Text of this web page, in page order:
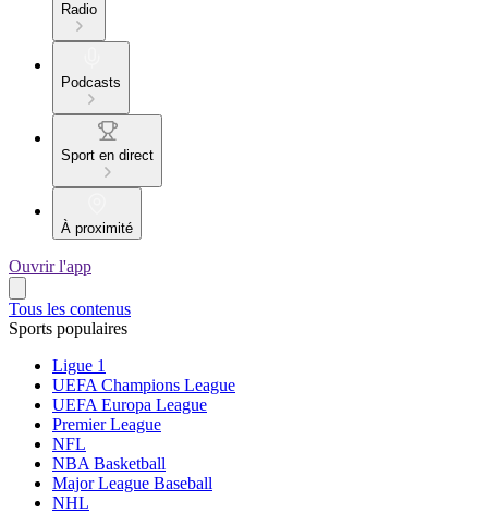
Radio
Podcasts
Sport en direct
À proximité
Ouvrir l'app
Tous les contenus
Sports populaires
Ligue 1
UEFA Champions League
UEFA Europa League
Premier League
NFL
NBA Basketball
Major League Baseball
NHL